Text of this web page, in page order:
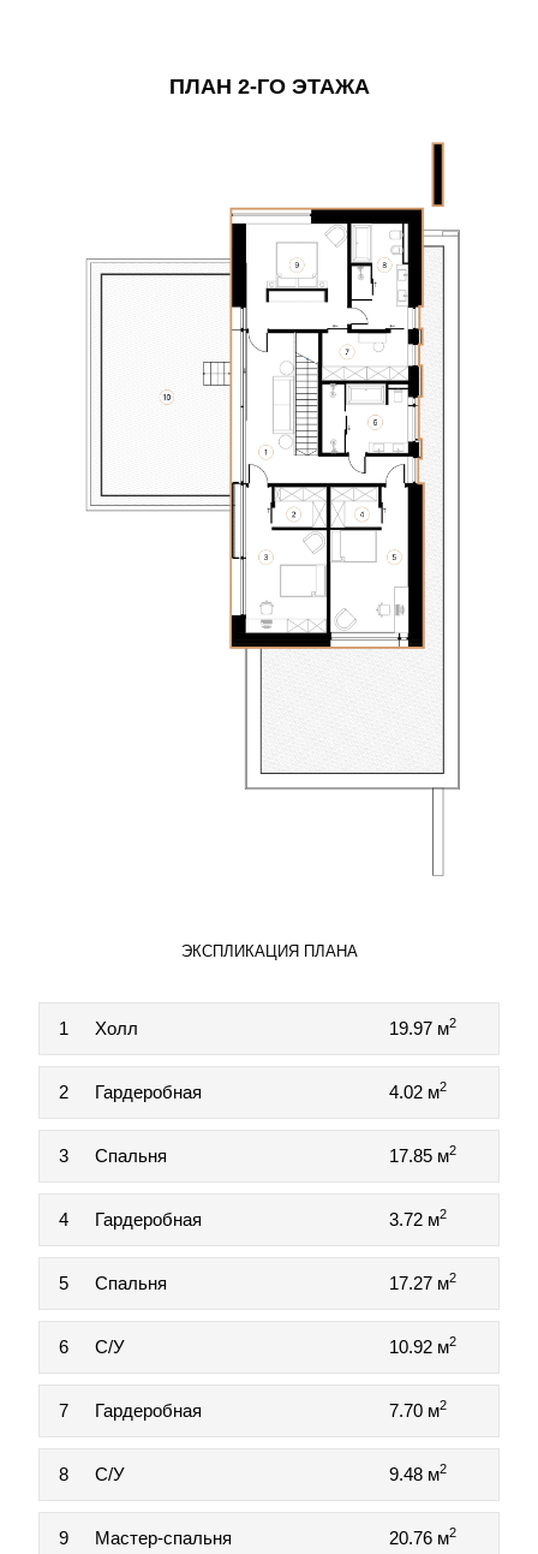
ПЛАН 2-ГО ЭТАЖА
ЭКСПЛИКАЦИЯ ПЛАНА
1 Холл 19.97 м2
2 Гардеробная 4.02 м2
3 Спальня 17.85 м2
4 Гардеробная 3.72 м2
5 Спальня 17.27 м2
6 С/У 10.92 м2
7 Гардеробная 7.70 м2
8 С/У 9.48 м2
9 Мастер-спальня 20.76 м2